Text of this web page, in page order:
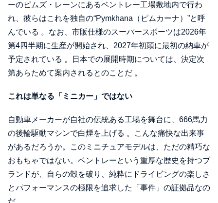
ーのピムズ・レーンにあるベントレー工場敷地内で行わ
れ、彼らはこれを独自の“Pymkhana（ピムカーナ）”と呼
んでいる 。なお、市販仕様のスーパースポーツは2026年
第4四半期に生産が開始され、2027年初頭に最初の納車が
予定されている 。日本での展開時期については、決定次
第あらためて案内されるとのことだ 。
これは単なる「ミニカー」ではない
自動車メーカーが自社の伝統ある工場を舞台に、666馬力
の後輪駆動マシンで白煙を上げる 。こんな痛快な出来事
があるだろうか。このミニチュアモデルは、ただの精巧な
おもちゃではない。ベントレーという重厚な歴史を持つブ
ランドが、自らの殻を破り、純粋にドライビングの楽しさ
とパフォーマンスの極限を追求した「事件」の証拠品なの